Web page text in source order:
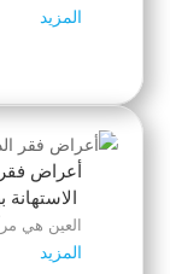
المزيد
أعراض فقر
العين هي
المزيد